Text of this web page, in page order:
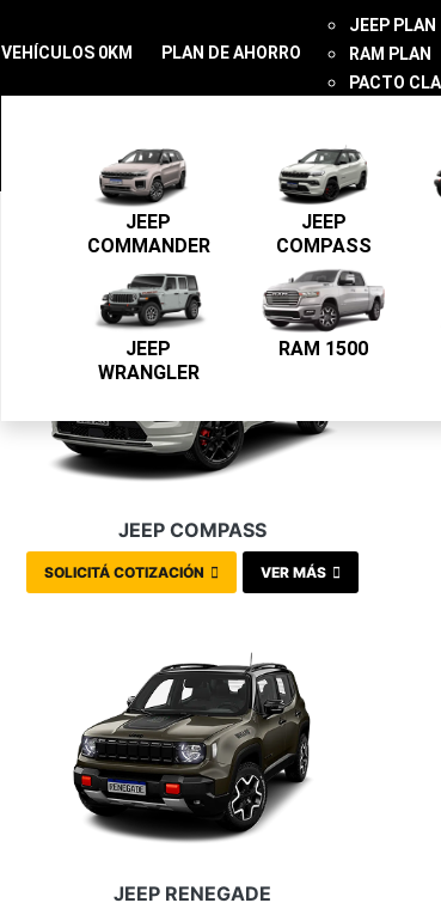
VEHÍCULOS 0KM
JEEP
COMMANDER
JEEP
COMPASS
JEEP
WRANGLER
RAM 1500
PLAN DE AHORRO
JEEP PLAN
RAM PLAN
PACTO
JEEP COMPASS
SOLICITÁ COTIZACIÓN VER MÁS
JEEP RENEGADE